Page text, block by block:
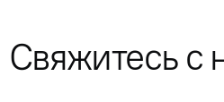
Свяжитесь с